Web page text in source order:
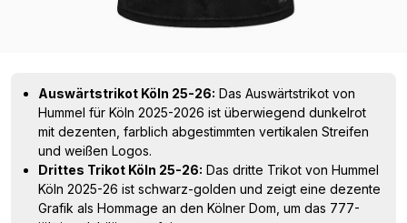
Auswärtstrikot Köln 25-26: Das Auswärtstrikot von
Hummel für Köln 2025-2026 ist überwiegend dunkelrot
mit dezenten, farblich abgestimmten vertikalen Streifen
und weißen Logos.
Drittes Trikot Köln 25-26: Das dritte Trikot von Hummel
Köln 2025-26 ist schwarz-golden und zeigt eine dezente
Grafik als Hommage an den Kölner Dom, um das 777-